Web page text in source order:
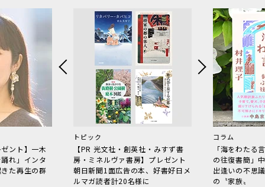
ント】一木
れ」インタ
た再生の群
トピック
【PR 光文社・創英社・みすず書
房・ミネルヴァ書房】プレゼント
朝日新聞1面広告の本、好書好日メ
ルマガ読者計20名様に
コラム
「海をわた
の往復書簡」
出逢いの不思
の〝家族〟